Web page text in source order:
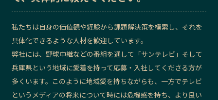
私たちは自身の価値観や経験から課題解決策を模索し、それを
具体化できるような人材を歓迎しています。
弊社には、野球中継などの番組を通して「サンテレビ」そして
兵庫県という地域に愛着を持って応募・入社してくださる方が
多くいます。このように地域愛を持ちながらも、一方でテレビ
というメディアの将来について時には危機感を持ち、より良い